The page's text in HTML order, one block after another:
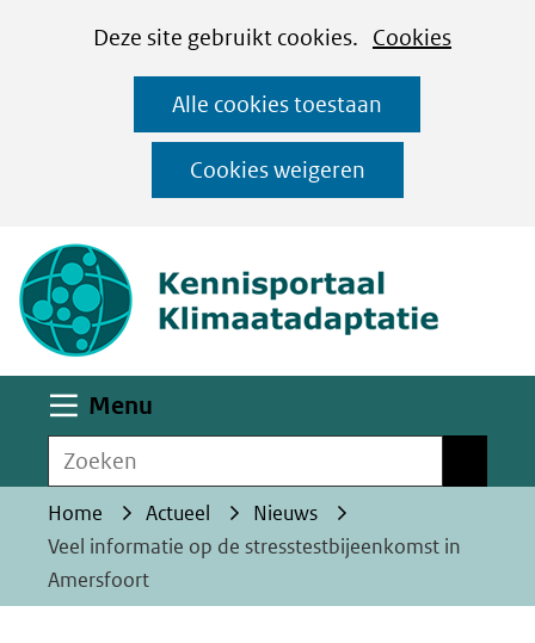
CookiesDeze site gebruikt cookies. Cookies
op
deze
website
worden
toegestaan
geweigerd.
Alle cookies toestaan
Cookies weigeren
Ga
naar
de
inhoud
Menu
Zoeken
Home Actueel
Nieuws
Veel informatie op de stresstestbijeenkomst in
Amersfoort